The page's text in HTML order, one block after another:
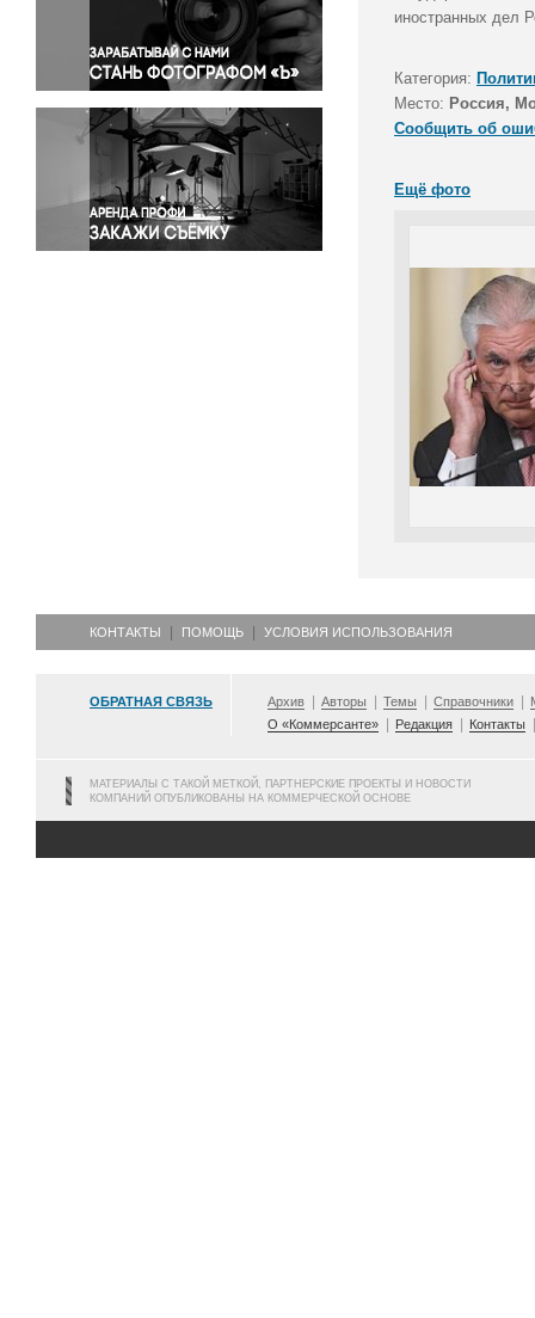
Правосудие
Происшествия и конфликты
Религия
Светская жизнь
Спорт
Экология
Экономика и бизнес
иностранных дел
Категория:
Место: Россия,
Сообщить об
Ещё фото
КОНТАКТЫ ПОМОЩЬ УСЛОВИЯ ИСПОЛЬЗОВАНИЯ
ОБРАТНАЯ СВЯЗЬ Архив Авторы Темы Справочники
О «Коммерсанте»
Редакция Контакты
МАТЕРИАЛЫ С ТАКОЙ МЕТКОЙ, ПАРТНЕРСКИЕ ПРОЕКТЫ И НОВОСТИ
КОМПАНИЙ ОПУБЛИКОВАНЫ НА КОММЕРЧЕСКОЙ ОСНОВЕ